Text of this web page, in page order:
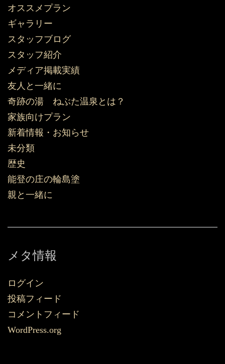
オススメプラン
ギャラリー
スタッフブログ
スタッフ紹介
メディア掲載実績
友人と一緒に
奇跡の湯 ねぶた温泉とは？
家族向けプラン
新着情報・お知らせ
未分類
歴史
能登の庄の輪島塗
親と一緒に
メタ情報
ログイン
投稿フィード
コメントフィード
WordPress.org